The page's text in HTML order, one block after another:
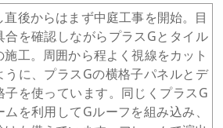
直後からはまず中庭工事を開始。目
合を確認しながらプラスGとタイル
施工。周囲から程よく視線をカット
うに、プラスGの横格子パネルとデ
子を使っています。同じくプラスG
ムを利用してGルーフを組み込み、